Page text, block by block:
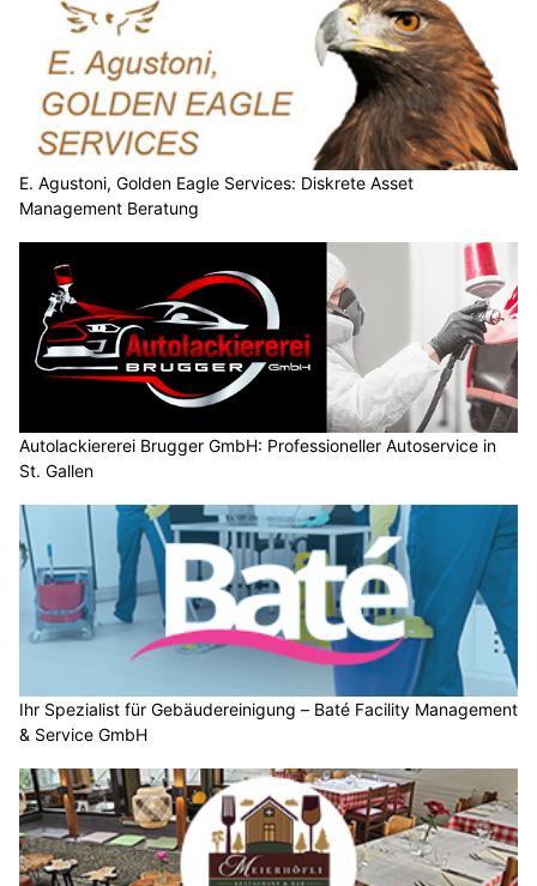
E. Agustoni, Golden Eagle Services: Diskrete Asset
Management Beratung
Autolackiererei Brugger GmbH: Professioneller Autoservice in
St. Gallen
Ihr Spezialist für Gebäudereinigung – Baté Facility Management
& Service GmbH